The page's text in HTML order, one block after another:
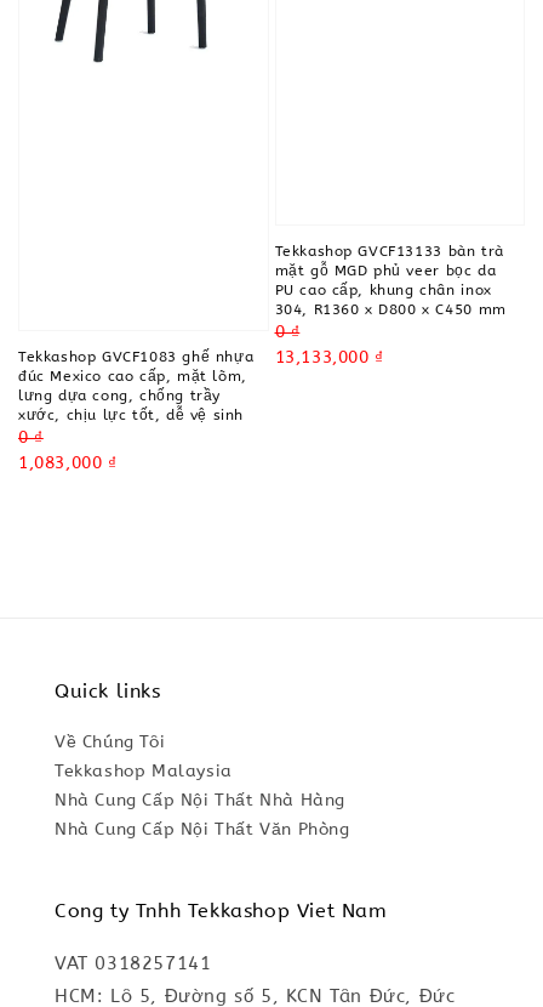
Tekkashop GVCF1083 ghế nhựa
đúc Mexico cao cấp, mặt lõm,
lưng dựa cong, chống trầy
xước, chịu lực tốt, dễ vệ sinh
Regular
price
0 ₫
Sale
1,083,000 ₫
Tekkashop GVCF13133 bàn trà
mặt gỗ MGD phủ veer bọc da
PU cao cấp, khung chân inox
304, R1360 x D800 x C450 mm
Regular
price
0 ₫
Sale
13,133,000 ₫
Quick links
Về Chúng Tôi
Tekkashop Malaysia
Nhà Cung Cấp Nội Thất Nhà Hàng
Nhà Cung Cấp Nội Thất Văn Phòng
Cong ty Tnhh Tekkashop Viet Nam
VAT 0318257141
HCM: Lô 5, Đường số 5, KCN Tân Đức, Đức